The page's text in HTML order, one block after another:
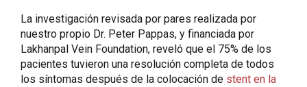
La investigación revisada por pares realizada por
nuestro propio Dr. Peter Pappas, y financiada por
Lakhanpal Vein Foundation, reveló que el 75% de los
pacientes tuvieron una resolución completa de todos
los síntomas después de la colocación de stent en la